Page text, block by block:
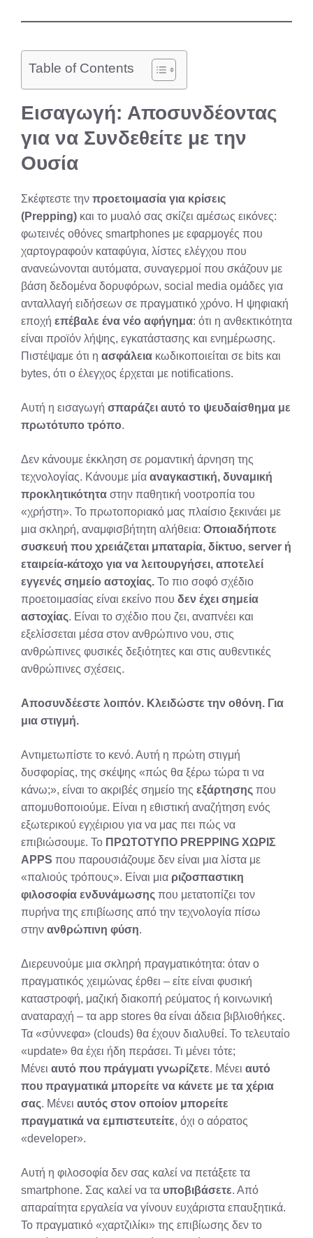
Table of Contents
Εισαγωγή: Αποσυνδέοντας
για να Συνδεθείτε με την
Ουσία
Σκέφτεστε την προετοιμασία για κρίσεις
(Prepping) και το μυαλό σας σκίζει αμέσως εικόνες:
φωτεινές οθόνες smartphones με εφαρμογές που
χαρτογραφούν καταφύγια, λίστες ελέγχου που
ανανεώνονται αυτόματα, συναγερμοί που σκάζουν με
βάση δεδομένα δορυφόρων, social media ομάδες για
ανταλλαγή ειδήσεων σε πραγματικό χρόνο. Η ψηφιακή
εποχή επέβαλε ένα νέο αφήγημα: ότι η ανθεκτικότητα
είναι προϊόν λήψης, εγκατάστασης και ενημέρωσης.
Πιστέψαμε ότι η ασφάλεια κωδικοποιείται σε bits και
bytes, ότι ο έλεγχος έρχεται με notifications.
Αυτή η εισαγωγή σπαράζει αυτό το ψευδαίσθημα με
πρωτότυπο τρόπο.
Δεν κάνουμε έκκληση σε ρομαντική άρνηση της
τεχνολογίας. Κάνουμε μία αναγκαστική, δυναμική
προκλητικότητα στην παθητική νοοτροπία του
«χρήστη». Το πρωτοποριακό μας πλαίσιο ξεκινάει με
μια σκληρή, αναμφισβήτητη αλήθεια: Οποιαδήποτε
συσκευή που χρειάζεται μπαταρία, δίκτυο, server ή
εταιρεία-κάτοχο για να λειτουργήσει, αποτελεί
εγγενές σημείο αστοχίας. Το πιο σοφό σχέδιο
προετοιμασίας είναι εκείνο που δεν έχει σημεία
αστοχίας. Είναι το σχέδιο που ζει, αναπνέει και
εξελίσσεται μέσα στον ανθρώπινο νου, στις
ανθρώπινες φυσικές δεξιότητες και στις αυθεντικές
ανθρώπινες σχέσεις.
Αποσυνδέεστε λοιπόν. Κλειδώστε την οθόνη. Για
μια στιγμή.
Αντιμετωπίστε το κενό. Αυτή η πρώτη στιγμή
δυσφορίας, της σκέψης «πώς θα ξέρω τώρα τι να
κάνω;», είναι το ακριβές σημείο της εξάρτησης που
απομυθοποιούμε. Είναι η εθιστική αναζήτηση ενός
εξωτερικού εγχέιριου για να μας πει πώς να
επιβιώσουμε. Το ΠΡΩΤΟΤΥΠΟ PREPPING ΧΩΡΙΣ
APPS που παρουσιάζουμε δεν είναι μια λίστα με
«παλιούς τρόπους». Είναι μια ριζοσπαστικη
φιλοσοφία ενδυνάμωσης που μετατοπίζει τον
πυρήνα της επιβίωσης από την τεχνολογία πίσω
στην ανθρώπινη φύση.
Διερευνούμε μια σκληρή πραγματικότητα: όταν ο
πραγματικός χειμώνας έρθει – είτε είναι φυσική
καταστροφή, μαζική διακοπή ρεύματος ή κοινωνική
αναταραχή – τα app stores θα είναι άδεια βιβλιοθήκες.
Τα «σύννεφα» (clouds) θα έχουν διαλυθεί. Το τελευταίο
«update» θα έχει ήδη περάσει. Τι μένει τότε;
Μένει αυτό που πράγματι γνωρίζετε. Μένει αυτό
που πραγματικά μπορείτε να κάνετε με τα χέρια
σας. Μένει αυτός στον οποίον μπορείτε
πραγματικά να εμπιστευτείτε, όχι ο αόρατος
«developer».
Αυτή η φιλοσοφία δεν σας καλεί να πετάξετε τα
smartphone. Σας καλεί να τα υποβιβάσετε. Από
απαραίτητα εργαλεία να γίνουν ευχάριστα επαυξητικά.
Το πραγματικό «χαρτζιλίκι» της επιβίωσης δεν το